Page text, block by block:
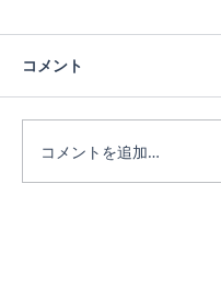
蓮の花
コメント
コメントを追加…